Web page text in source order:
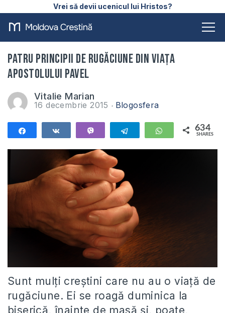
Vrei să devii ucenicul lui Hristos?
Patru principii de rugăciune din viața
apostolului Pavel
Vitalie Marian
16 decembrie 2015 Blogosfera
Telegram WhatsApp
634
SHARES
Sunt mulți creștini care nu au o viață de
rugăciune. Ei se roagă duminica la
biserică, înainte de masă și, poate,